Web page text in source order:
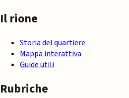
Il rione
Storia del quartiere
Mappa interattiva
Guide utili
Rubriche